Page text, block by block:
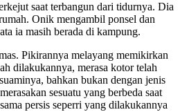
saat terbangun dari tidurnya. Dia
Onik mengambil ponsel dan
ia masih berada di kampung.
Pikirannya melayang memikirkan
dilakukannya, merasa kotor telah
bahkan bukan dengan jenis
sesuatu yang berbeda saat
persis seperri yang dilakukannya